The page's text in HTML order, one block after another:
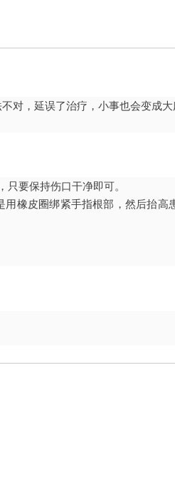
对，延误了治疗，小事也会变成大
要保持伤口干净即可。
橡皮圈绑紧手指根部，然后抬高